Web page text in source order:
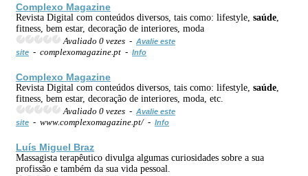
Complexo Magazine
Revista Digital com conteúdos diversos, tais como: lifestyle, saúde
fitness, bem estar, decoração de interiores, moda
Avaliado 0 vezes - Avalie este
site - complexomagazine.pt - Info
Complexo Magazine
Revista Digital com conteúdos diversos, tais como: lifestyle, saúde
fitness, bem estar, decoração de interiores, moda, etc.
Avaliado 0 vezes - Avalie este
site - www.complexomagazine.pt/ - Info
Luís Miguel Braz
Massagista terapêutico divulga algumas curiosidades sobre a sua
profissão e também da sua vida pessoal.